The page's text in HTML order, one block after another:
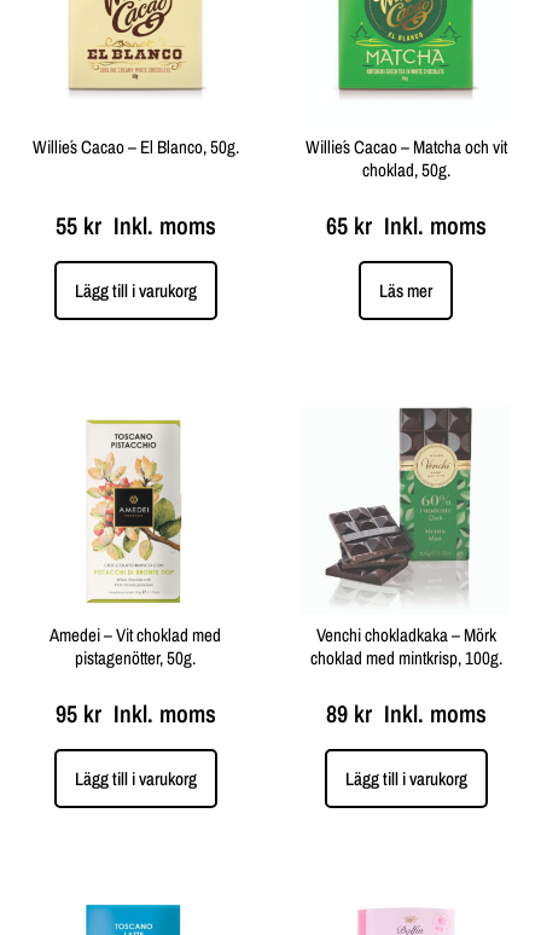
Willie´s Cacao – El Blanco, 50g.
55 krInkl. moms
Lägg till i varukorg
Willie´s Cacao – Matcha och vit
choklad, 50g.
65 krInkl. moms
Läs mer
Amedei – Vit choklad med
pistagenötter, 50g.
95 krInkl. moms
Lägg till i varukorg
Venchi chokladkaka – Mörk
choklad med mintkrisp, 100g.
89 krInkl. moms
Lägg till i varukorg